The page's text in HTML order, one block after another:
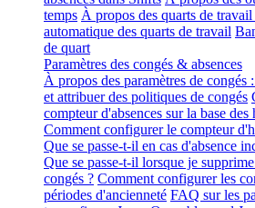
temps À propos des quarts de travail
automatique des quarts de travail
de quart
Paramètres des congés & absences
À propos des paramètres de congés
et attribuer des politiques de congés
compteur d'absences sur la base des
Comment configurer le compteur
Que se passe-t-il en cas d'absence
Que se passe-t-il lorsque je
congés ? Comment configurer les
périodes d'ancienneté FAQ sur les